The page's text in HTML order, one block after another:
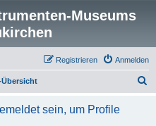
Museums
Anmelden
Registrieren
Übersicht
sein, um Profile